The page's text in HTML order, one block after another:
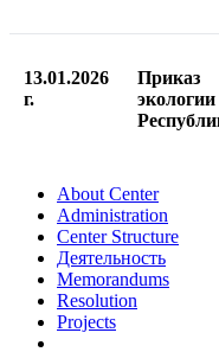
13.01.2026
г.
Приказ
About Center
Administration
Center Structure
Деятельность
Memorandums
Resolution
Projects